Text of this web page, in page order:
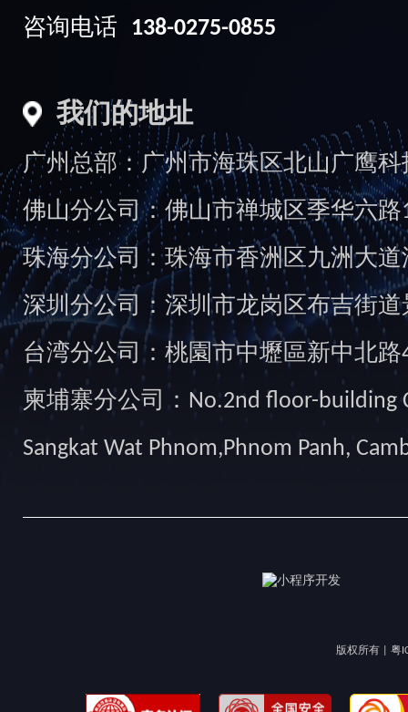
咨询电话 138-0275-0855
我们的地址
广州总部：广州市海珠区北山广鹰科
佛山分公司：佛山市禅城区季华六路
珠海分公司：珠海市香洲区九洲大道
深圳分公司：深圳市龙岗区布吉街
台湾分公司：桃園市中壢區新中北路
柬埔寨分公司：No.2nd floor-building
Sangkat Wat Phnom,Phnom Panh,
版权所有 | 粤